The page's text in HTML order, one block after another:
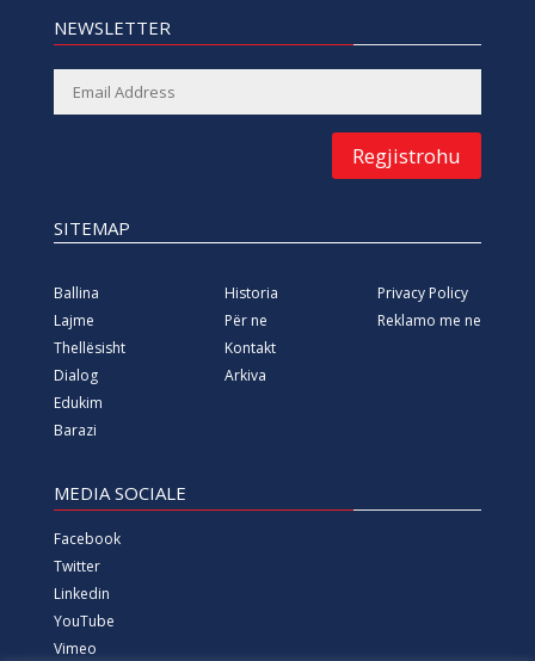
NEWSLETTER
Regjistrohu
SITEMAP
Ballina
Lajme
Thellësisht
Dialog
Edukim
Barazi
Historia
Për ne
Kontakt
Arkiva
Privacy Policy
Reklamo me ne
MEDIA SOCIALE
Facebook
Twitter
Linkedin
YouTube
Vimeo